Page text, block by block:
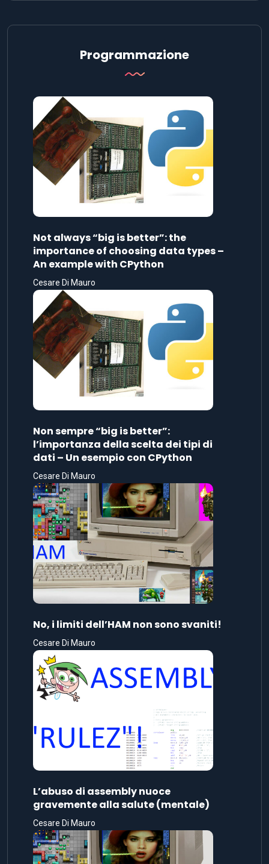
Programmazione
Not always “big is better”: the
importance of choosing data types –
An example with CPython
Cesare Di Mauro
Non sempre “big is better”:
l’importanza della scelta dei tipi di
dati – Un esempio con CPython
Cesare Di Mauro
No, i limiti dell’HAM non sono svaniti!
Cesare Di Mauro
L’abuso di assembly nuoce
gravemente alla salute (mentale)
Cesare Di Mauro